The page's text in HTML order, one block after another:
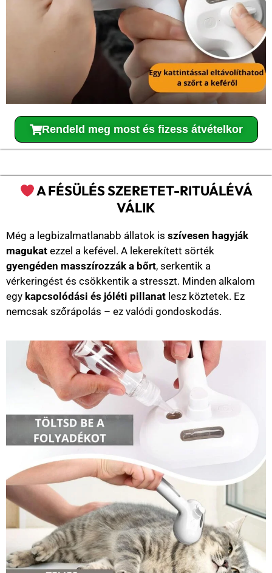
Rendeld meg most és fizess átvételkor
A FÉSÜLÉS SZERETET-RITUÁLÉVÁ
VÁLIK
Még a legbizalmatlanabb állatok is szívesen hagyják
magukat ezzel a kefével. A lekerekített sörték
gyengéden masszírozzák a bőrt, serkentik a
vérkeringést és csökkentik a stresszt. Minden alkalom
egy kapcsolódási és jóléti pillanat lesz köztetek. Ez
nemcsak szőrápolás – ez valódi gondoskodás.